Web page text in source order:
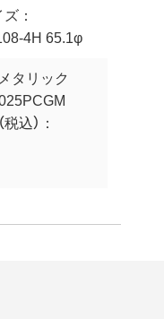
：
4H 65.1φ
タリック
込）：